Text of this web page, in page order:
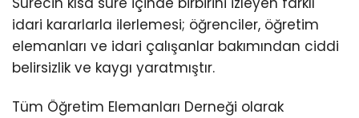
idari kararlarla ilerlemesi; öğrenciler, öğretim
elemanları ve idari çalışanlar bakımından ciddi
belirsizlik ve kaygı yaratmıştır.
Tüm Öğretim Elemanları Derneği olarak